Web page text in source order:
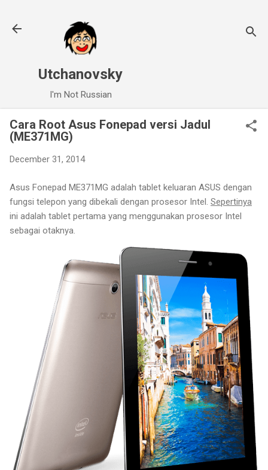
Utchanovsky
I'm Not Russian
Cara Root Asus Fonepad versi Jadul
(ME371MG)
December 31, 2014
Asus Fonepad ME371MG adalah tablet keluaran ASUS dengan
fungsi telepon yang dibekali dengan prosesor Intel. Sepertinya
ini adalah tablet pertama yang menggunakan prosesor Intel
sebagai otaknya.